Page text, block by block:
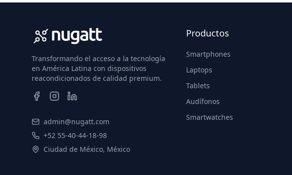
Transformando el acceso a la tecnología
en América Latina con dispositivos
reacondicionados de calidad premium.
admin@nugatt.com
+52 55-40-44-18-98
Ciudad de México, México
Productos
Smartphones
Laptops
Tablets
Audífonos
Smartwatches